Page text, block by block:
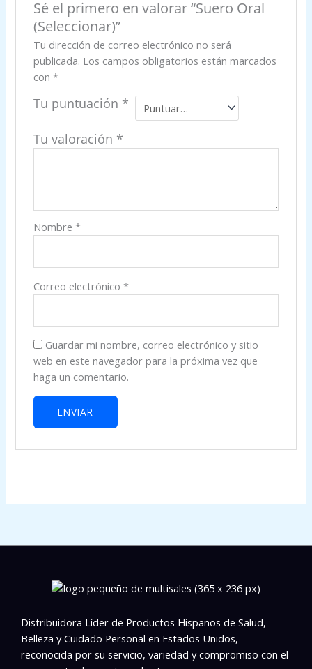
Sé el primero en valorar “Suero Oral
(Seleccionar)”
Tu dirección de correo electrónico no será
publicada. Los campos obligatorios están marcados
con *
Tu puntuación *
Tu valoración *
Nombre *
Correo electrónico *
Guardar mi nombre, correo electrónico y sitio
web en este navegador para la próxima vez que
haga un comentario.
Distribuidora Líder de Productos Hispanos de Salud,
Belleza y Cuidado Personal en Estados Unidos,
reconocida por su servicio, variedad y compromiso con el